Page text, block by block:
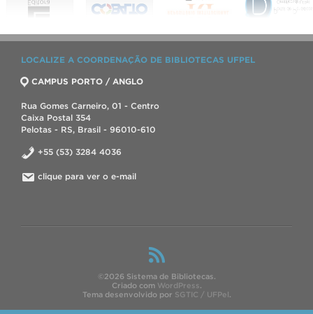
LOCALIZE A COORDENAÇÃO DE BIBLIOTECAS UFPEL
CAMPUS PORTO / ANGLO
Rua Gomes Carneiro, 01 - Centro
Caixa Postal 354
Pelotas - RS, Brasil - 96010-610
+55 (53) 3284 4036
clique para ver o e-mail
©2026 Sistema de Bibliotecas.
Criado com WordPress.
Tema desenvolvido por SGTIC / UFPel.